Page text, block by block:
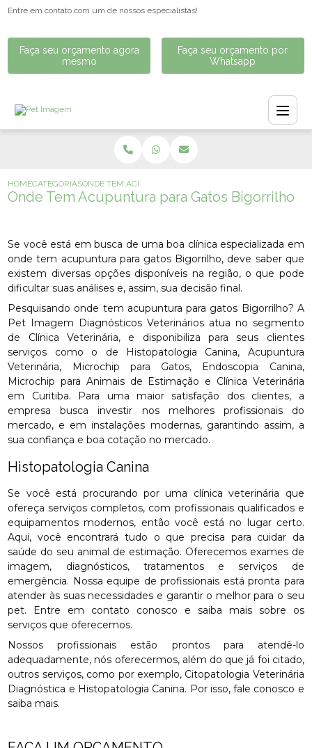
Entre em contato com um de nossos especialistas!
Faça seu orçamento agora
mesmo
Faça seu orçamento por
Whatsapp
HOMECATEGORIASONDE TEM ACUPUNTURA PARA GATOS BIGORRILHO
Onde Tem Acupuntura para Gatos Bigorrilho
Se você está em busca de uma boa clínica especializada em
onde tem acupuntura para gatos Bigorrilho, deve saber que
existem diversas opções disponíveis na região, o que pode
dificultar suas análises e, assim, sua decisão final.
Pesquisando onde tem acupuntura para gatos Bigorrilho? A
Pet Imagem Diagnósticos Veterinários atua no segmento
de Clínica Veterinária, e disponibiliza para seus clientes
serviços como o de Histopatologia Canina, Acupuntura
Veterinária, Microchip para Gatos, Endoscopia Canina,
Microchip para Animais de Estimação e Clínica Veterinária
em Curitiba. Para uma maior satisfação dos clientes, a
empresa busca investir nos melhores profissionais do
mercado, e em instalações modernas, garantindo assim, a
sua confiança e boa cotação no mercado.
Histopatologia Canina
Se você está procurando por uma clínica veterinária que
ofereça serviços completos, com profissionais qualificados e
equipamentos modernos, então você está no lugar certo.
Aqui, você encontrará tudo o que precisa para cuidar da
saúde do seu animal de estimação. Oferecemos exames de
imagem, diagnósticos, tratamentos e serviços de
emergência. Nossa equipe de profissionais está pronta para
atender às suas necessidades e garantir o melhor para o seu
pet. Entre em contato conosco e saiba mais sobre os
serviços que oferecemos.
Nossos profissionais estão prontos para atendê-lo
adequadamente, nós oferecermos, além do que já foi citado,
outros serviços, como por exemplo, Citopatologia Veterinária
Diagnóstica e Histopatologia Canina. Por isso, fale conosco e
saiba mais.